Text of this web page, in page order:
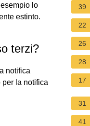
lo
estinto.
terzi?
notifica
la notifica
39
22
26
28
17
31
41